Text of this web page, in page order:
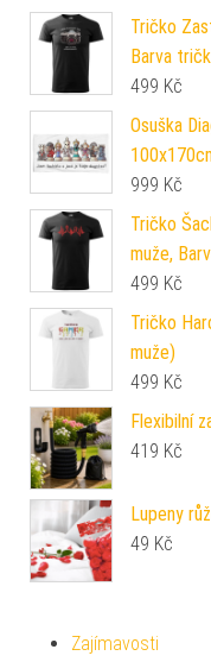
Tričko
Barva
499 Kč
Osuška
999 Kč
Tričko
muže,
499 Kč
Tričko
muže)
499 Kč
Flexibilní
419 Kč
Lupeny
49 Kč
Zajímavosti